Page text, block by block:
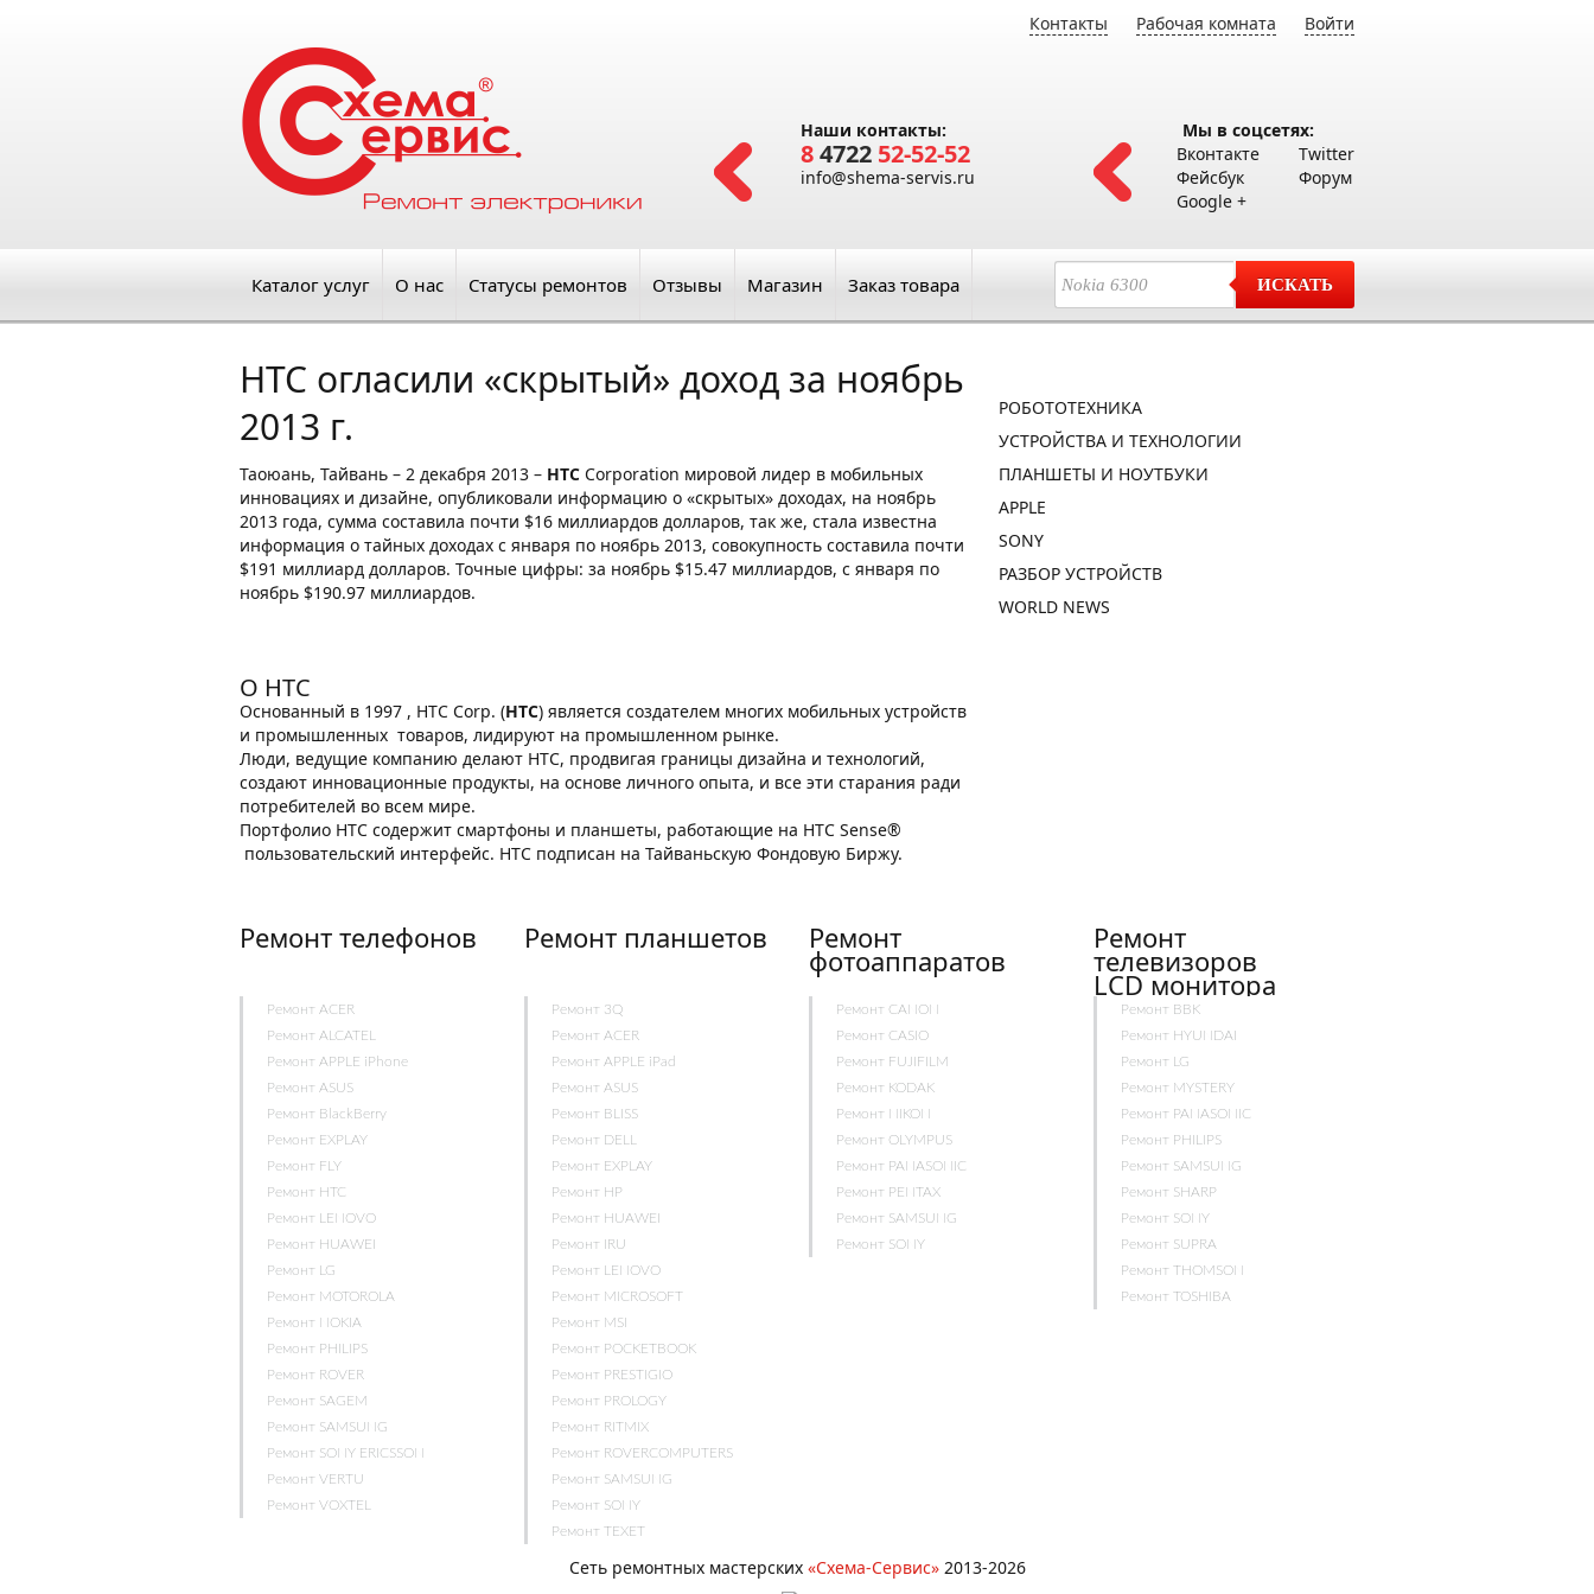
Контакты Рабочая комната Войти
Наши контакты:
84722 52-52-52
info@shema-servis.ru
Мы в соцсетях:
Вконтакте
Фейсбук
Google +
Twitter
Форум
Каталог услуг О нас Статусы ремонтов Отзывы Магазин Заказ товара ИСКАТЬ
HTC огласили «скрытый» доход за ноябрь
2013 г.
Таоюань, Тайвань – 2 декабря 2013 – HTC Corporation мировой лидер в мобильных
инновациях и дизайне, опубликовали информацию о «скрытых» доходах, на ноябрь
2013 года, сумма составила почти $16 миллиардов долларов, так же, стала известна
информация о тайных доходах с января по ноябрь 2013, совокупность составила почти
$191 миллиард долларов. Точные цифры: за ноябрь $15.47 миллиардов, с января по
ноябрь $190.97 миллиардов.
О HTC
Основанный в 1997 , HTC Corp. (HTC) является создателем многих мобильных устройств
и промышленных товаров, лидируют на промышленном рынке.
Люди, ведущие компанию делают HTC, продвигая границы дизайна и технологий,
создают инновационные продукты, на основе личного опыта, и все эти старания ради
потребителей во всем мире.
Портфолио HTC содержит смартфоны и планшеты, работающие на HTC Sense®
пользовательский интерфейс. HTC подписан на Тайваньскую Фондовую Биржу.
РОБОТОТЕХНИКА
УСТРОЙСТВА И ТЕХНОЛОГИИ
ПЛАНШЕТЫ И НОУТБУКИ
APPLE
SONY
РАЗБОР УСТРОЙСТВ
WORLD NEWS
Ремонт телефонов
Ремонт ACER
Ремонт ALCATEL
Ремонт APPLE iPhone
Ремонт ASUS
Ремонт BlackBerry
Ремонт EXPLAY
Ремонт FLY
Ремонт HTC
Ремонт LENOVO
Ремонт HUAWEI
Ремонт LG
Ремонт MOTOROLA
Ремонт NOKIA
Ремонт PHILIPS
Ремонт ROVER
Ремонт SAGEM
Ремонт SAMSUNG
Ремонт SONY ERICSSON
Ремонт VERTU
Ремонт VOXTEL
Ремонт планшетов
Ремонт 3Q
Ремонт ACER
Ремонт APPLE iPad
Ремонт ASUS
Ремонт BLISS
Ремонт DELL
Ремонт EXPLAY
Ремонт HP
Ремонт HUAWEI
Ремонт IRU
Ремонт LENOVO
Ремонт MICROSOFT
Ремонт MSI
Ремонт POCKETBOOK
Ремонт PRESTIGIO
Ремонт PROLOGY
Ремонт RITMIX
Ремонт ROVERCOMPUTERS
Ремонт SAMSUNG
Ремонт SONY
Ремонт TEXET
Ремонт
фотоаппаратов
Ремонт CANON
Ремонт CASIO
Ремонт FUJIFILM
Ремонт KODAK
Ремонт NIKON
Ремонт OLYMPUS
Ремонт PANASONIC
Ремонт PENTAX
Ремонт SAMSUNG
Ремонт SONY
Ремонт
телевизоров
LCD монитора
Ремонт BBK
Ремонт HYUNDAI
Ремонт LG
Ремонт MYSTERY
Ремонт PANASONIC
Ремонт PHILIPS
Ремонт SAMSUNG
Ремонт SHARP
Ремонт SONY
Ремонт SUPRA
Ремонт THOMSON
Ремонт TOSHIBA
Сеть ремонтных мастерских «Схема-Cервис»2013-2026